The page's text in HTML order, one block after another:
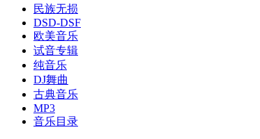
民族无损
DSD-DSF
欧美音乐
试音专辑
纯音乐
DJ舞曲
古典音乐
MP3
音乐目录